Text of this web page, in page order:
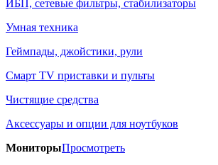
ИБП, сетевые фильтры, стабилизаторы
Умная техника
Геймпады, джойстики, рули
Смарт TV приставки и пульты
Чистящие средства
Аксессуары и опции для ноутбуков
МониторыПросмотреть